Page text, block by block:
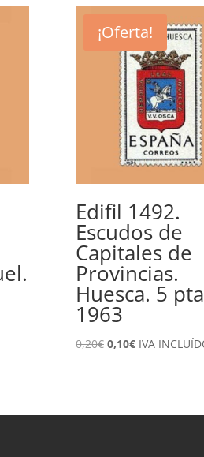
¡Oferta!
Edifil 1492.
Escudos de
Capitales de
Provincias.
Huesca. 5
1963
0,20€ El
0,20€.
0,10€El
0,10€.
IVA